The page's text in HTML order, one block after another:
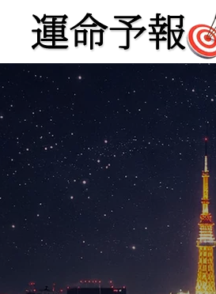
運命予報占い
運命予報占いとは